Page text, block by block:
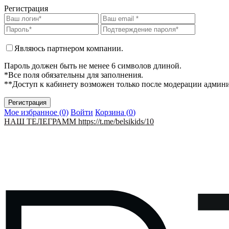
Регистрация
Являюсь партнером компании.
Пароль должен быть не менее 6 символов длиной.
*Все поля обязательны для заполнения.
**Доступ к кабинету возможен только после модерации
Мое избранное (0) Войти Корзина (0)
НАШ ТЕЛЕГРАММ https://t.me/belsikids/10